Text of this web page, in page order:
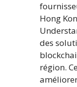
Hong
des
région.